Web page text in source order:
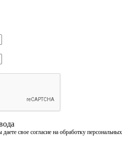
свое согласие на обработку персональных